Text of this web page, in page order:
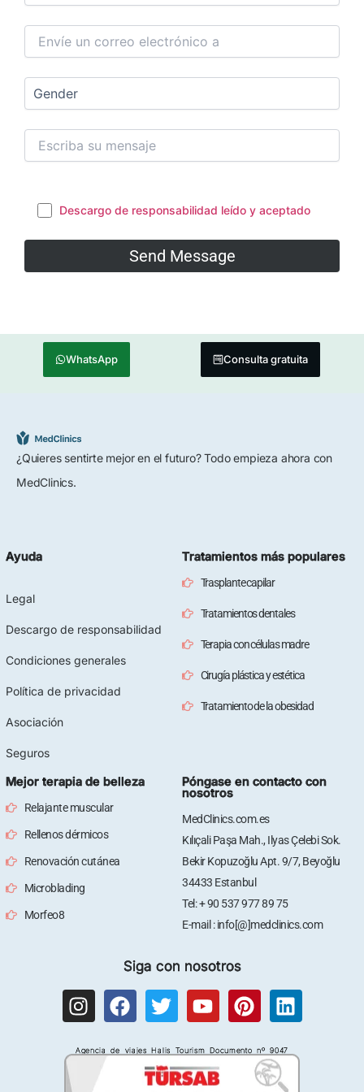
Descargo de responsabilidad leído y aceptado
WhatsApp Consulta gratuita
¿Quieres sentirte mejor en el futuro? Todo empieza ahora con
MedClinics.
Ayuda
Legal
Descargo de responsabilidad
Condiciones generales
Política de privacidad
Asociación
Seguros
Tratamientos más populares
Trasplante capilar
Tratamientos dentales
Terapia con células madre
Cirugía plástica y estética
Tratamiento de la obesidad
Mejor terapia de belleza
Relajante muscular
Rellenos dérmicos
Renovación cutánea
Microblading
Morfeo8
Póngase en contacto con
nosotros
MedClinics.com.es
Kılıçali Paşa Mah., Ilyas Çelebi Sok.
Bekir Kopuzoğlu Apt. 9/7, Beyoğlu
34433 Estanbul
Tel: + 90 537 977 89 75
E-mail : info[@]medclinics.com
Siga con nosotros
I
n
t
F
a
e
T
w
t
t
Y
o
t
u
P
i
t
e
L
i
k
e
Agencia de viajes Halis Tourism Documento nº 9047